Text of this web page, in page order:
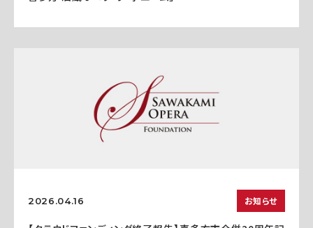
2026.04.16 お知らせ